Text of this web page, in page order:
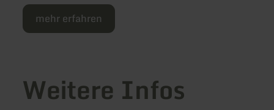
mehr erfahren
Weitere Infos